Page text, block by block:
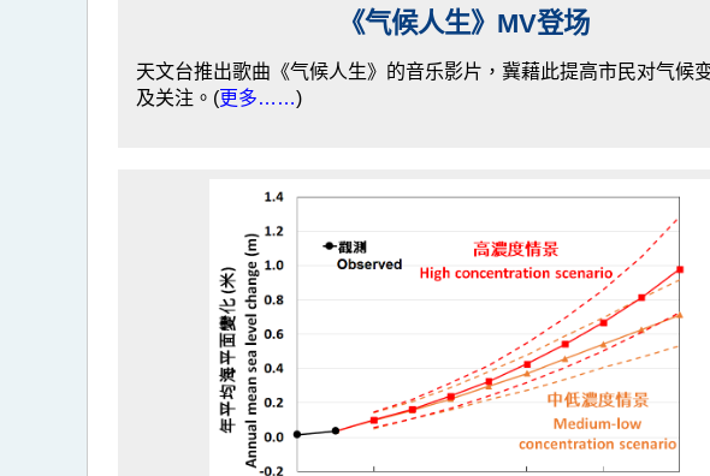
《气候人生》MV登场
天文台推出歌曲《气候人生》的音乐影片，冀藉此提高市民对气候
及关注。(更多……)